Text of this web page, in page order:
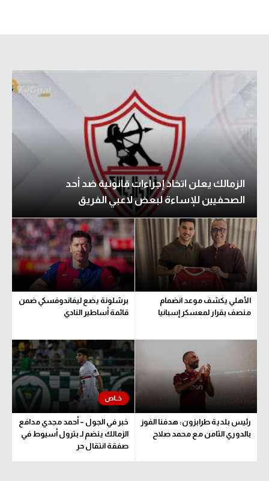
الزمالك يعلن اتخاذ إجراءات قانونية ضد أحد
الصحفيين للإساءة لبعض لاعبي الفريق
الأهلي يكشف موعد انضمام
منصف بقرار لمعسكر إسبانيا
برشلونة يضع ليفاندوفسكي ضمن
قائمة أساطير النادي
رئيس بلدية طرابزون: هدفنا الفوز
بالدوري الثامن مع محمد صلاح
خبر في الجول – أحمد مجدي مدافع
الزمالك ينضم لـ بترول أسيوط في
صفقة انتقال حر